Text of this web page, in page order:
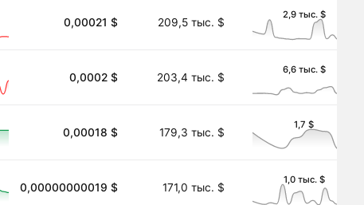
0,00021 $ 209,5 тыс. $
2,9 тыс. $
0,0002 $ 203,4 тыс. $
6,6 тыс. $
0,00018 $ 179,3 тыс. $
1,7 $
0,00000000019 $ 171,0 тыс. $
1,0 тыс. $